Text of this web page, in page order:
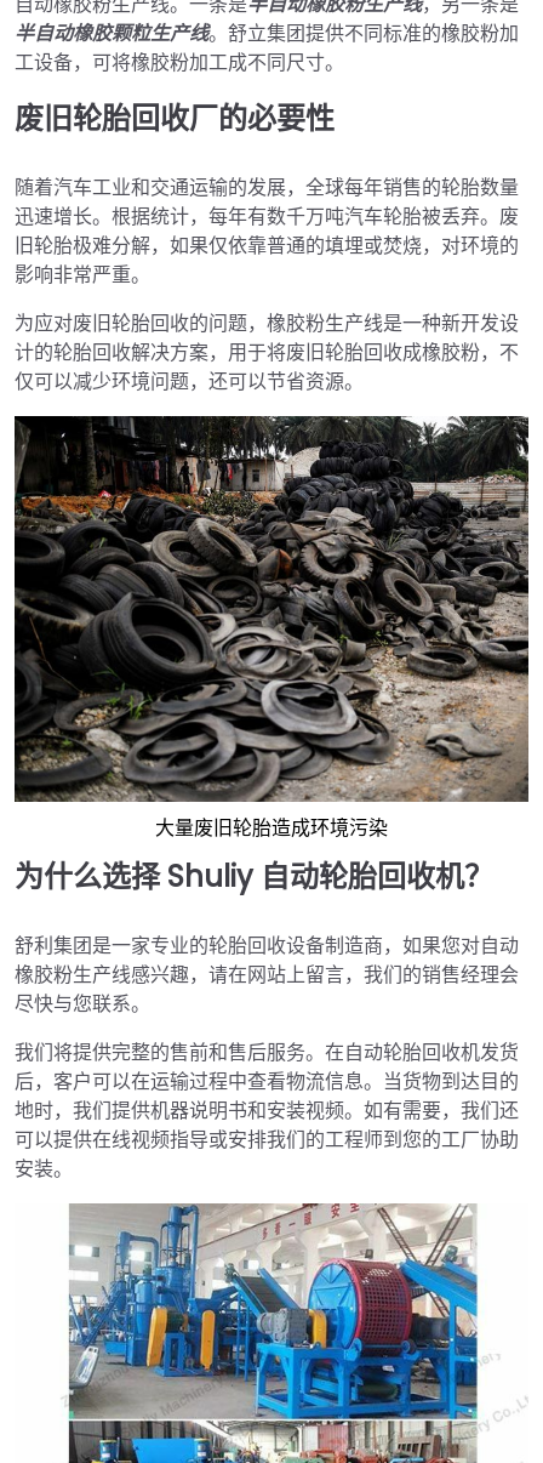
半自动橡胶颗粒生产线。舒立集团提供不同标准的橡胶粉加
工设备，可将橡胶粉加工成不同尺寸。
废旧轮胎回收厂的必要性
随着汽车工业和交通运输的发展，全球每年销售的轮胎数量
迅速增长。根据统计，每年有数千万吨汽车轮胎被丢弃。废
旧轮胎极难分解，如果仅依靠普通的填埋或焚烧，对环境的
影响非常严重。
为应对废旧轮胎回收的问题，橡胶粉生产线是一种新开发设
计的轮胎回收解决方案，用于将废旧轮胎回收成橡胶粉，不
仅可以减少环境问题，还可以节省资源。
大量废旧轮胎造成环境污染
为什么选择 Shuliy 自动轮胎回收机？
舒利集团是一家专业的轮胎回收设备制造商，如果您对自动
橡胶粉生产线感兴趣，请在网站上留言，我们的销售经理会
尽快与您联系。
我们将提供完整的售前和售后服务。在自动轮胎回收机发货
后，客户可以在运输过程中查看物流信息。当货物到达目的
地时，我们提供机器说明书和安装视频。如有需要，我们还
可以提供在线视频指导或安排我们的工程师到您的工厂协助
安装。